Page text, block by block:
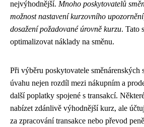
nejvýhodnější. Mnoho poskytovatelů
možnost nastavení kurzovního
dosažení požadované úrovně kurzu. Tato
optimalizovat náklady na směnu.
Při výběru poskytovatele směnárenských
úvahu nejen rozdíl mezi nákupním a
další poplatky spojené s transakcí.
nabízet zdánlivě výhodnější kurz, ale
za zpracování transakce nebo převod